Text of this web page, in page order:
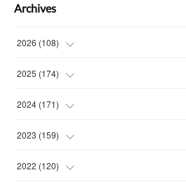
Archives
2026 (108)
(6)
(15
(15
(13
2025 (174)
(14
(14
(15
2024 (171)
(13
(13
2023 (159)
(14
2022 (120)